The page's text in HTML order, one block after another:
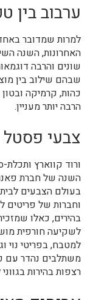
ערבוב בין
למרות שמדובר
האחרונות, השנה
שונים והרבה
שבהם שילוב בין
כהות, קרמיקה
הרבה יותר מעניין.
צבעי פסטל
ורוד קווארץ
השנה של חברת
בעולם הצבעים
וחברות של פריטים
בהירים, כאלו
לשקיעה חורפית
למטבח, בפריטי נוי
משתלבים נהדר עם
רצפות בהירות